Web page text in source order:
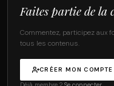
Faites partie de la
Commentez, participez aux
tous les contenus.
CRÉER MON COMPTE